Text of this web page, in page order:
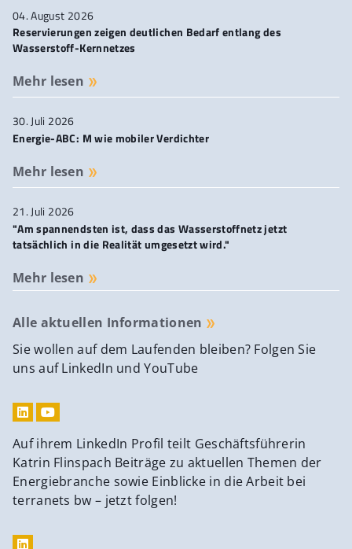
04. August 2026
Reservierungen zeigen deutlichen Bedarf entlang des
Wasserstoff-Kernnetzes
Mehr lesen
30. Juli 2026
Energie-ABC: M wie mobiler Verdichter
Mehr lesen
21. Juli 2026
"Am spannendsten ist, dass das Wasserstoffnetz jetzt
tatsächlich in die Realität umgesetzt wird."
Mehr lesen
Alle aktuellen Informationen
Sie wollen auf dem Laufenden bleiben? Folgen Sie
uns auf LinkedIn und YouTube
Auf ihrem LinkedIn Profil teilt Geschäftsführerin
Katrin Flinspach Beiträge zu aktuellen Themen der
Energiebranche sowie Einblicke in die Arbeit bei
terranets bw – jetzt folgen!